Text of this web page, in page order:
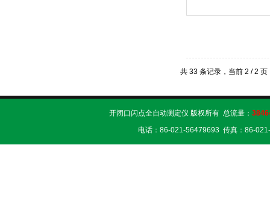
共 33 条记录，当前 2 / 2
开闭口闪点全自动测定仪 版权所有 总流量：
电话：86-021-56479693 传真：86-